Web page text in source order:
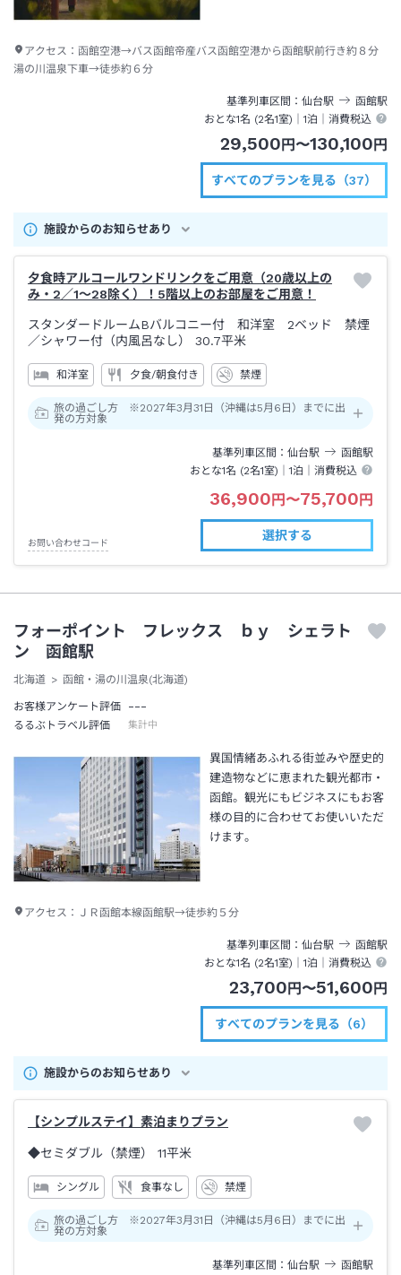
アクセス： 函館空港→バス函館帝産バス函館空港から函館駅前行き約８分
湯の川温泉下車→徒歩約６分
基準列車区間 仙台駅 函館駅
おとな1名 (2名1室)｜1泊 ｜消費税込
29,500円〜130,100円
すべてのプランを見る（37）
施設からのお知らせあり
夕食時アルコールワンドリンクをご用意（20歳以上の
み・2／1～28除く）！5階以上のお部屋をご用意！
スタンダードルームBバルコニー付 和洋室 2ベッド 禁煙
／シャワー付（内風呂なし） 30.7平米
和洋室 夕食/朝食付き 禁煙
旅の過ごし方 ※2027年3月31日（沖縄は5月6日）までに出
発の方対象
基準列車区間 仙台駅 函館駅
おとな1名 (2名1室)｜1泊 ｜消費税込
36,900円〜75,700円
お問い合わせコード
選択する
フォーポイント フレックス ｂｙ シェラト
ン 函館駅
北海道 函館・湯の川温泉(北海道)
お客様アンケート評価 ---
るるぶトラベル評価 集計中
異国情緒あふれる街並みや歴史的
建造物などに恵まれた観光都市・
函館。観光にもビジネスにもお客
様の目的に合わせてお使いいただ
けます。
アクセス： ＪＲ函館本線函館駅→徒歩約５分
基準列車区間 仙台駅 函館駅
おとな1名 (2名1室)｜1泊 ｜消費税込
23,700円〜51,600円
すべてのプランを見る（6）
施設からのお知らせあり
【シンプルステイ】素泊まりプラン
◆セミダブル（禁煙） 11平米
シングル 食事なし 禁煙
旅の過ごし方 ※2027年3月31日（沖縄は5月6日）までに出
発の方対象
基準列車区間 仙台駅 函館駅